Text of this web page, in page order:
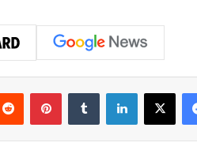
فيسبوك ‫X لينكدإن ‏Tumblr بينتيريست